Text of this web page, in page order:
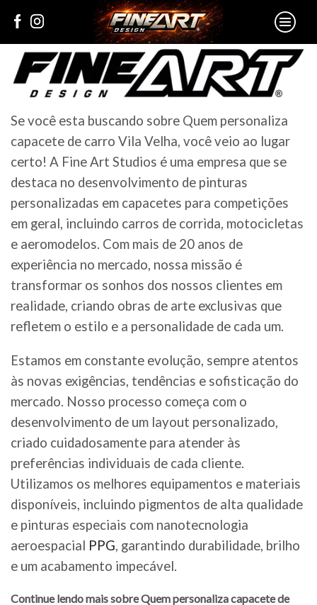
Se você esta buscando sobre Quem personaliza
capacete de carro Vila Velha, você veio ao lugar
certo! A Fine Art Studios é uma empresa que se
destaca no desenvolvimento de pinturas
personalizadas em capacetes para competições
em geral, incluindo carros de corrida, motocicletas
e aeromodelos. Com mais de 20 anos de
experiência no mercado, nossa missão é
transformar os sonhos dos nossos clientes em
realidade, criando obras de arte exclusivas que
refletem o estilo e a personalidade de cada um.
Estamos em constante evolução, sempre atentos
às novas exigências, tendências e sofisticação do
mercado. Nosso processo começa com o
desenvolvimento de um layout personalizado,
criado cuidadosamente para atender às
preferências individuais de cada cliente.
Utilizamos os melhores equipamentos e materiais
disponíveis, incluindo pigmentos de alta qualidade
e pinturas especiais com nanotecnologia
aeroespacial PPG, garantindo durabilidade, brilho
e um acabamento impecável.
Continue lendo mais sobre Quem personaliza capacete de